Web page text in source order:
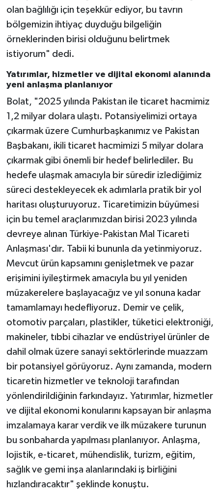
olan bağlılığı için teşekkür ediyor, bu tavrın
bölgemizin ihtiyaç duyduğu bilgeliğin
örneklerinden birisi olduğunu belirtmek
istiyorum" dedi.
Yatırımlar, hizmetler ve dijital ekonomi alanında
yeni anlaşma planlanıyor
Bolat, "2025 yılında Pakistan ile ticaret hacmimiz
1,2 milyar dolara ulaştı. Potansiyelimizi ortaya
çıkarmak üzere Cumhurbaşkanımız ve Pakistan
Başbakanı, ikili ticaret hacmimizi 5 milyar dolara
çıkarmak gibi önemli bir hedef belirlediler. Bu
hedefe ulaşmak amacıyla bir süredir izlediğimiz
süreci destekleyecek ek adımlarla pratik bir yol
haritası oluşturuyoruz. Ticaretimizin büyümesi
için bu temel araçlarımızdan birisi 2023 yılında
devreye alınan Türkiye-Pakistan Mal Ticareti
Anlaşması'dır. Tabii ki bununla da yetinmiyoruz.
Mevcut ürün kapsamını genişletmek ve pazar
erişimini iyileştirmek amacıyla bu yıl yeniden
müzakerelere başlayacağız ve yıl sonuna kadar
tamamlamayı hedefliyoruz. Demir ve çelik,
otomotiv parçaları, plastikler, tüketici elektroniği,
makineler, tıbbi cihazlar ve endüstriyel ürünler de
dahil olmak üzere sanayi sektörlerinde muazzam
bir potansiyel görüyoruz. Aynı zamanda, modern
ticaretin hizmetler ve teknoloji tarafından
yönlendirildiğinin farkındayız. Yatırımlar, hizmetler
ve dijital ekonomi konularını kapsayan bir anlaşma
imzalamaya karar verdik ve ilk müzakere turunun
bu sonbaharda yapılması planlanıyor. Anlaşma,
lojistik, e-ticaret, mühendislik, turizm, eğitim,
sağlık ve gemi inşa alanlarındaki iş birliğini
hızlandıracaktır" şeklinde konuştu.